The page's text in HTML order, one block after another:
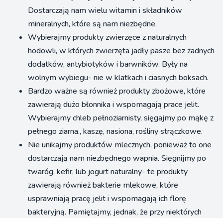
Dostarczają nam wielu witamin i składników
mineralnych, które są nam niezbędne.
Wybierajmy produkty zwierzęce z naturalnych
hodowli, w których zwierzęta jadły pasze bez żadnych
dodatków, antybiotyków i barwników. Były na
wolnym wybiegu- nie w klatkach i ciasnych boksach.
Bardzo ważne są również produkty zbożowe, które
zawierają dużo błonnika i wspomagają prace jelit.
Wybierajmy chleb pełnoziarnisty, sięgajmy po mąkę z
pełnego ziarna., kaszę, nasiona, rośliny strączkowe.
Nie unikajmy produktów mlecznych, ponieważ to one
dostarczają nam niezbędnego wapnia. Sięgnijmy po
twaróg, kefir, lub jogurt naturalny- te produkty
zawierają również bakterie mlekowe, które
usprawniają pracę jelit i wspomagają ich florę
bakteryjną. Pamiętajmy, jednak, że przy niektórych